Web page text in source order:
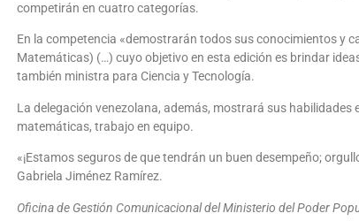
competirán en cuatro categorías.
En la competencia «demostrarán todos sus conocimientos y
Matemáticas) (…) cuyo objetivo en esta edición es brindar
también ministra para Ciencia y Tecnología.
La delegación venezolana, además, mostrará sus
matemáticas, trabajo en equipo.
«¡Estamos seguros de que tendrán un buen desempeño;
Gabriela Jiménez Ramírez.
Oficina de Gestión Comunicacional del Ministerio del Poder